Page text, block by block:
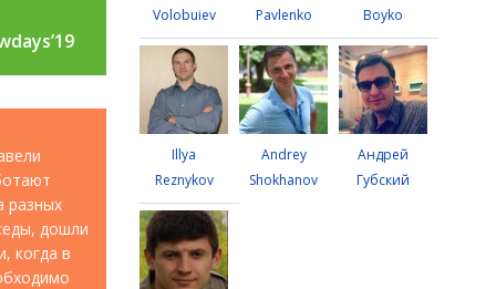
разных
дошли
когда в
Volobuiev
Pavlenko
Boyko
Illya
Reznykov
Andrey
Shokhanov
Андрей
Губский